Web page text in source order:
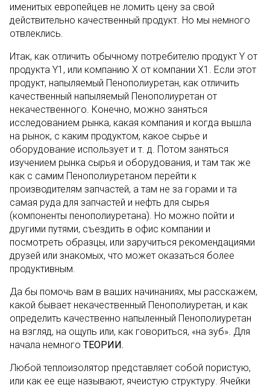
именитых европейцев не ломить цену за свой
действительно качественный продукт. Но мы немного
отвлеклись.
Итак, как отличить обычному потребителю продукт Y от
продукта Y1, или компанию X от компании Х1. Если этот
продукт, напыляемый Пенополиуретан, как отличить
качественный напыляемый Пенополиуретан от
некачественного. Конечно, можно заняться
исследованием рынка, какая компания и когда вышла
на рынок, с каким продуктом, какое сырье и
оборудование использует и т. д. Потом заняться
изучением рынка сырья и оборудования, и там так же
как с самим Пенополиуретаном перейти к
производителям запчастей, а там не за горами и та
самая руда для запчастей и нефть для сырья
(компоненты пенополиуретана). Но можно пойти и
другими путями, съездить в офис компании и
посмотреть образцы, или заручиться рекомендациями
друзей или знакомых, что может оказаться более
продуктивным.
Да бы помочь вам в ваших начинаниях, мы расскажем,
какой бывает некачественный Пенополиуретан, и как
определить качественно напыленный Пенополиуретан
на взгляд, на ощупь или, как говориться, «на зуб». Для
начала немного ТЕОРИИ.
Любой теплоизолятор представляет собой пористую,
или как ее еще называют, ячеистую структуру. Ячейки